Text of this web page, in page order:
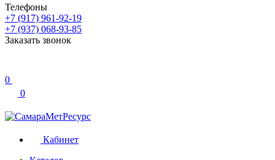
Телефоны
+7 (917) 961-92-19
+7 (937) 068-93-85
Заказать звонок
0
0
Кабинет